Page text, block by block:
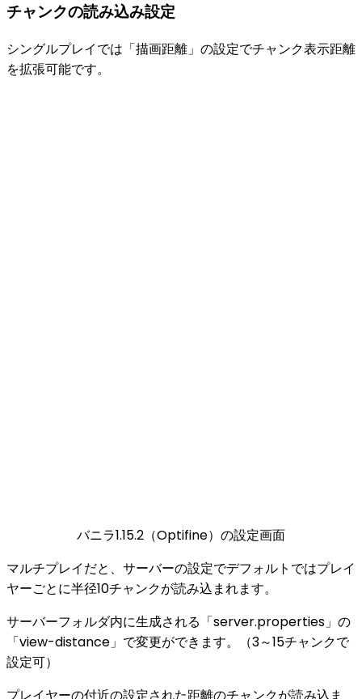
チャンクの読み込み設定
シングルプレイでは「描画距離」の設定でチャンク表示距離
を拡張可能です。
バニラ1.15.2（Optifine）の設定画面
マルチプレイだと、サーバーの設定でデフォルトではプレイ
ヤーごとに半径10チャンクが読み込まれます。
サーバーフォルダ内に生成される「server.properties」の
「view-distance」で変更ができます。（3～15チャンクで
設定可）
プレイヤーの付近の設定された距離のチャンクが読み込ま